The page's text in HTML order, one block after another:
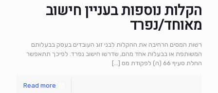
הקלות נוספות בעניין חישוב
מאוחד/נפרד
רשות המסים הרחיבה את ההקלות לבני זוג העובדים בעסק בבעלותם
המשותפת או בבעלות אחד מהם, שדרשו חישוב נפרד. לפיכך תתאפשר
החלת סעיף 66 (ה) לפקודת מס
[…]
Read more